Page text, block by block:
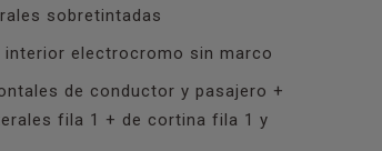
sobretintadas
interior electrocromo sin marco
de conductor y pasajero +
fila 1 + de cortina fila 1 y